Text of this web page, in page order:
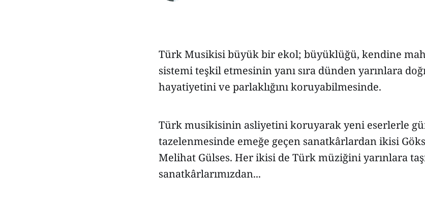
Türk Musikisi büyük bir ekol; büyüklüğü, kendine
sistemi teşkil etmesinin yanı sıra dünden yarınlara
hayatiyetini ve parlaklığını koruyabilmesinde.
Türk musikisinin asliyetini koruyarak yeni eserlerle
tazelenmesinde emeğe geçen sanatkârlardan ikisi
Melihat Gülses. Her ikisi de Türk müziğini yarınlara
sanatkârlarımızdan...